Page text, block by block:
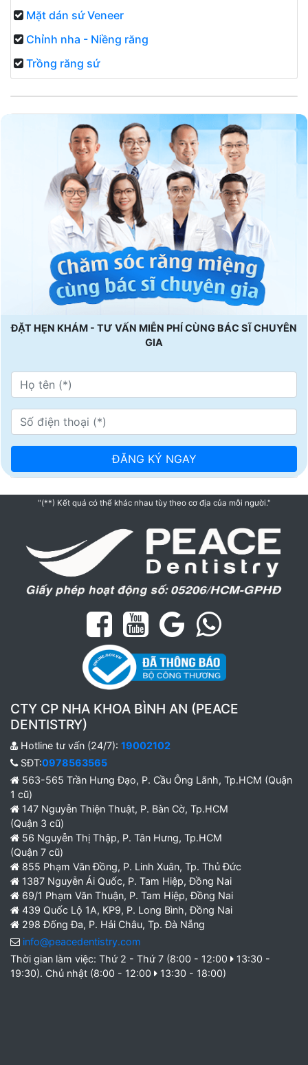
Mặt dán sứ Veneer
Chỉnh nha - Niềng răng
Trồng răng sứ
ĐẶT HẸN KHÁM - TƯ VẤN MIỄN PHÍ CÙNG BÁC SĨ CHUYÊN
GIA
"(**) Kết quả có thể khác nhau tùy theo cơ địa của mỗi người."
CTY CP NHA KHOA BÌNH AN (PEACE
DENTISTRY)
Hotline tư vấn (24/7): 19002102
SĐT:0978563565
563-565 Trần Hưng Đạo, P. Cầu Ông Lãnh, Tp.HCM (Quận
1 cũ)
147 Nguyễn Thiện Thuật, P. Bàn Cờ, Tp.HCM
(Quận 3 cũ)
56 Nguyễn Thị Thập, P. Tân Hưng, Tp.HCM
(Quận 7 cũ)
855 Phạm Văn Đồng, P. Linh Xuân, Tp. Thủ Đức
1387 Nguyễn Ái Quốc, P. Tam Hiệp, Đồng Nai
69/1 Phạm Văn Thuận, P. Tam Hiệp, Đồng Nai
439 Quốc Lộ 1A, KP9, P. Long Bình, Đồng Nai
298 Đống Đa, P. Hải Châu, Tp. Đà Nẵng
info@peacedentistry.com
Thời gian làm việc: Thứ 2 - Thứ 7 (8:00 - 12:00
13:30 -
19:30). Chủ nhật (8:00 - 12:00
13:30 - 18:00)